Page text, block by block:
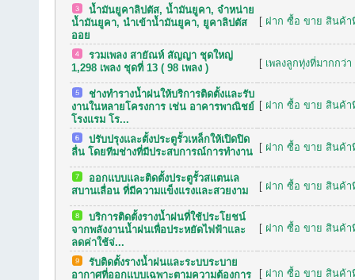
น้ำมันยูคาลิปตัส, น้ำมันยูคา, จำหน่าย
น้ำมันยูคา, นำเข้าน้ำมันยูคา, ยูคาลิปตัส
ออย
[ ฝาก ซื้อ ขาย สินค้า
รวมเพลง สายัณห์ สัญญา ชุดใหญ่
1,298 เพลง ชุดที่ 13 ( 98 เพลง )
[ เพลงลูกทุ่งที่มากกว่า
ช่างทำรางน้ำฝนให้บริการติดตั้งและรับ
งานในหลายโครงการ เช่น อาคารพาณิชย์
โรงแรม โร...
[ ฝาก ซื้อ ขาย สินค้า
ปรับปรุงและตั้งประตูรั้วเหล็กให้เปิดปิด
ลื่น โดยทีมช่างที่มีประสบการณ์การทำงาน
[ ฝาก ซื้อ ขาย สินค้า
ออกแบบและติดตั้งประตูรั้วสแตนเล
สบานเลื่อน ที่มีความแข็งแรงและสวยงาม
[ ฝาก ซื้อ ขาย สินค้า
บริการติดตั้งรางน้ำฝนที่ใช้ประโยชน์
จากพลังงานน้ำฝนเพื่อประหยัดไฟฟ้าและ
ลดค่าใช้จ่...
[ ฝาก ซื้อ ขาย สินค้า
รับติดตั้งรางน้ำฝนและระบบระบาย
อากาศที่ออกแบบเฉพาะตามความต้องการ
[ ฝาก ซื้อ ขาย สินค้า